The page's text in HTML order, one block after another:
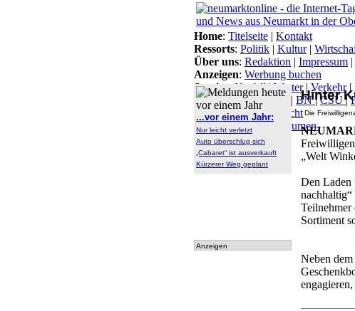
...vor einem Jahr:
Nur leicht verletzt
Auto überschlug sich
„Cabaret“ ist ausverkauft
Kürzerer Weg geplant
Anzeigen
Hinter
Die
„Welt
Den Laden
Teilnehmer
Sortiment
Neben
Home: Titelseite | Kontakt
Ressorts: Politik | Kultur|
Über uns: Redaktion | Impressum |
Anzeigen: Werbung buchen
Service: Notfall | Wetter| Verkehr|
Themen:Arbeitsamt | BN|CSU|
Lokal-Links:Übersicht
Archiv:Archiv|Dokumen-
tationen